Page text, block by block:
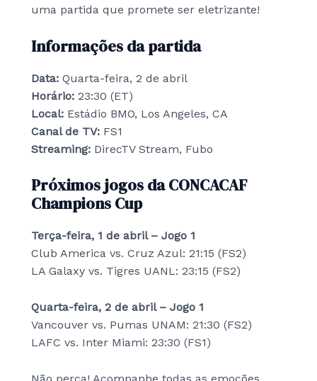
uma partida que promete ser eletrizante!
Informações da partida
Data: Quarta-feira, 2 de abril
Horário: 23:30 (ET)
Local: Estádio BMO, Los Angeles, CA
Canal de TV: FS1
Streaming: DirecTV Stream, Fubo
Próximos jogos da CONCACAF
Champions Cup
Terça-feira, 1 de abril – Jogo 1
Club America vs. Cruz Azul: 21:15 (FS2)
LA Galaxy vs. Tigres UANL: 23:15 (FS2)
Quarta-feira, 2 de abril – Jogo 1
Vancouver vs. Pumas UNAM: 21:30 (FS2)
LAFC vs. Inter Miami: 23:30 (FS1)
Não perca! Acompanhe todas as emoções